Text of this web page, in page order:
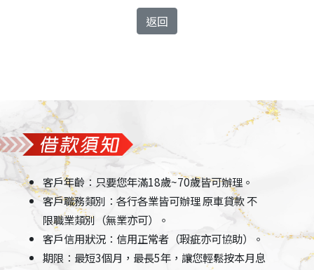
返回
客戶年齡：只要您年滿18歲~70歲皆可辦理。
客戶職務類別：各行各業皆可辦理 原車貸款 不
限職業類別（無業亦可）。
客戶信用狀況：信用正常者（瑕疵亦可協助）。
期限：最短3個月，最長5年，讓您輕鬆按本月息